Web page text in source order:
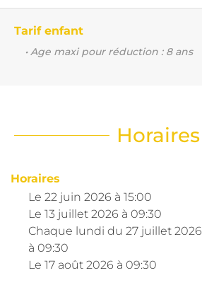
Tarif enfant
• Age maxi pour réduction : 8 ans
Horaires
Horaires
Le 22 juin 2026 à 15:00
Le 13 juillet 2026 à 09:30
Chaque lundi du 27 juillet 2026
à 09:30
Le 17 août 2026 à 09:30